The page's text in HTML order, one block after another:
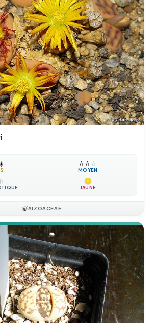
💧 💧 💧
MOYEN
JAUNE
🍃AIZOACEAE